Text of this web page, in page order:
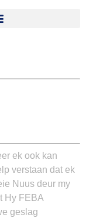
ek ook kan
verstaan dat ek
Nuus deur my
Hy FEBA
geslag